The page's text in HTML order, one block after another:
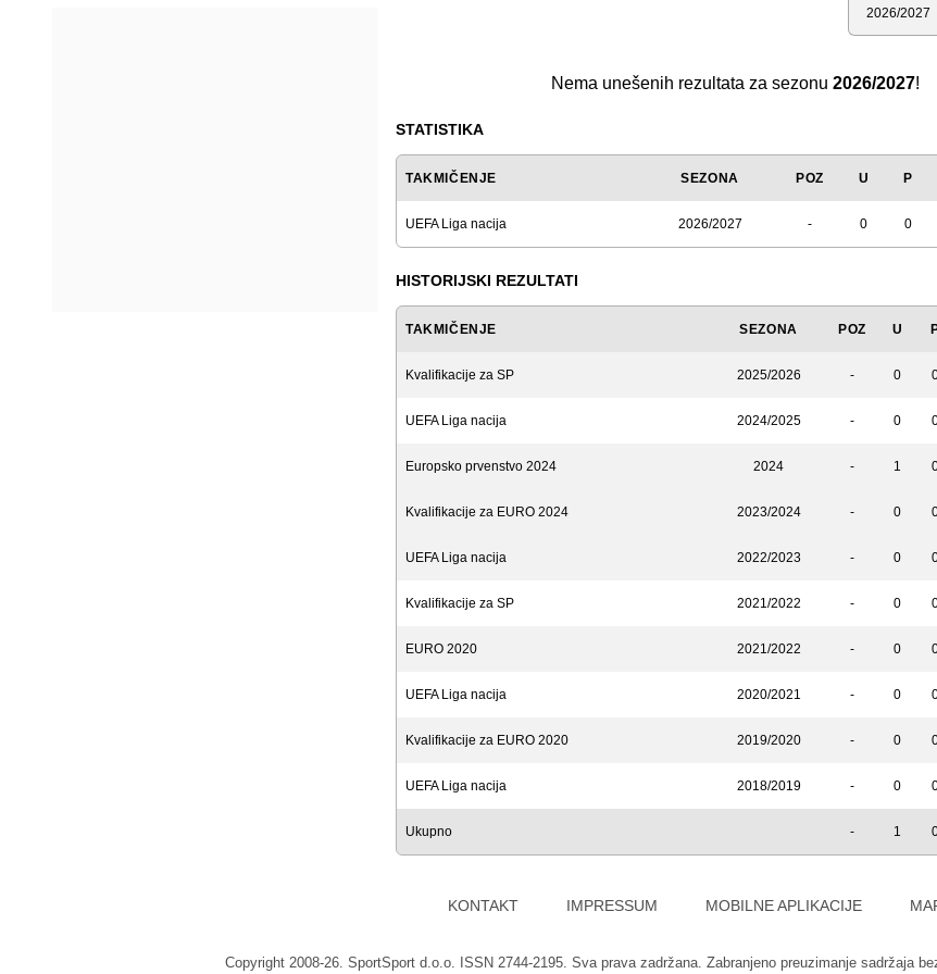
Nema unešenih rezultata za sezonu 2026/2027!
STATISTIKA
TAKMIČENJE SEZONA POZ U P
UEFA Liga nacija 2026/2027 - 0 0
HISTORIJSKI REZULTATI
TAKMIČENJE SEZONA POZ U
Kvalifikacije za SP 2025/2026 - 0
UEFA Liga nacija 2024/2025 - 0
Europsko prvenstvo 2024 2024 - 1
Kvalifikacije za EURO 2024 2023/2024 - 0
UEFA Liga nacija 2022/2023 - 0
Kvalifikacije za SP 2021/2022 - 0
EURO 2020 2021/2022 - 0
UEFA Liga nacija 2020/2021 - 0
Kvalifikacije za EURO 2020 2019/2020 - 0
UEFA Liga nacija 2018/2019 - 0
Ukupno - 1
KONTAKT IMPRESSUM MOBILNE APLIKACIJE
Copyright 2008-26. SportSport d.o.o. ISSN 2744-2195. Sva prava zadržana. Zabranjeno preuzimanje sadržaja